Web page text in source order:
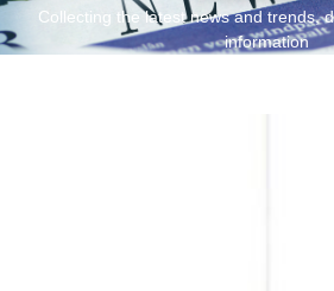
Collecting the latest news and trends,
information